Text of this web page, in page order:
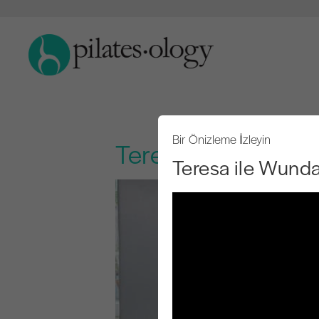
Teresa ile Wunda
Bir Önizleme İzleyin
Teresa ile